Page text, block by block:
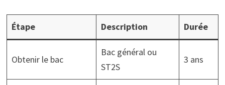
Étape Description Durée
Obtenir le bac
Bac général ou
ST2S
3 ans